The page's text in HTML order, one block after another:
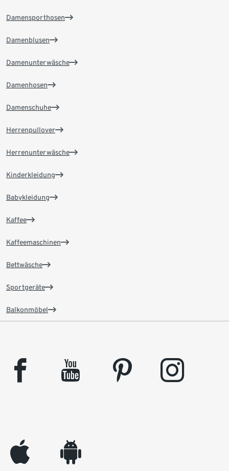
Damensporthosen
Damenblusen
Damenunterwäsche
Damenhosen
Damenschuhe
Herrenpullover
Herrenunterwäsche
Kinderkleidung
Babykleidung
Kaffee
Kaffeemaschinen
Bettwäsche
Sportgeräte
Balkonmöbel
facebook youtube pinterest instagram
appleinc android